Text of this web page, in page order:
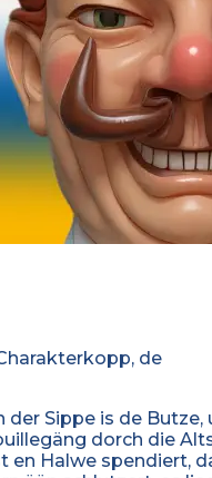
de
der Sippe is de
dorch die
en Halwe spendiert,